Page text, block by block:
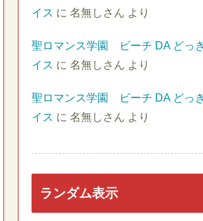
イス に 名無しさん より
聖ロマンス学園 ビーチ DA どっ
イス に 名無しさん より
聖ロマンス学園 ビーチ DA どっ
イス に 名無しさん より
ランダム表示